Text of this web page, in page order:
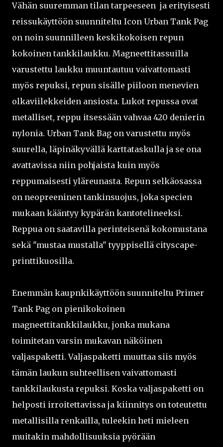
Vähän suuremman tilan tarpeeseen ja erityisesti
reissukäyttöön suunniteltu Icon Urban Tank Pag
on noin suunnilleen keskikokoisen repun
kokoinen tankkilaukku. Magneettitassuilla
varustettu laukku muuntautuu vaivattomasti
myös repuksi, repun sisälle piiloon menevien
olkaviilekkeiden ansiosta. Lukot repussa ovat
metalliset, reppu itsessään vahvaa 420 denierin
nylonia. Urban Tank Bag on varustettu myös
suurella, läpinäkyvällä karttataskulla ja se ona
avattavissa niin pohjaista kuin myös
reppumaisesti yläreunasta. Repun selkäosassa
on neopreeninen tankinsuojus, joka specien
mukaan kääntyy kypärän kantotelineeksi.
Reppua on saatavilla perinteisenä kokomustana
sekä "mustaa mustalla" tyyppisellä cityscape-
printtikuosilla.
Enemmän kaupnkikäyttöön suunniteltu Primer
Tank Pag on pienikokoinen
magneettitankkilaukku, jonka mukana
toimitetan varsin mukavan näköinen
valjaspaketti. Valjaspaketti muuttaa siis myös
tämän laukun suhteellisen vaivattomasti
tankkilaukusta repuksi. Koska valjaspaketti on
helposti irroitettavissa ja kiinnitys on toteutettu
metallisilla renkailla, tuleekin heti mieleen
muitakin mahdollisuuksia pyörään